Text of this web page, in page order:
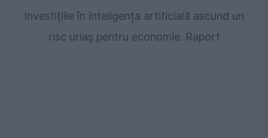
Investițiile în inteligența artificială ascund un
risc uriaș pentru economie. Raport